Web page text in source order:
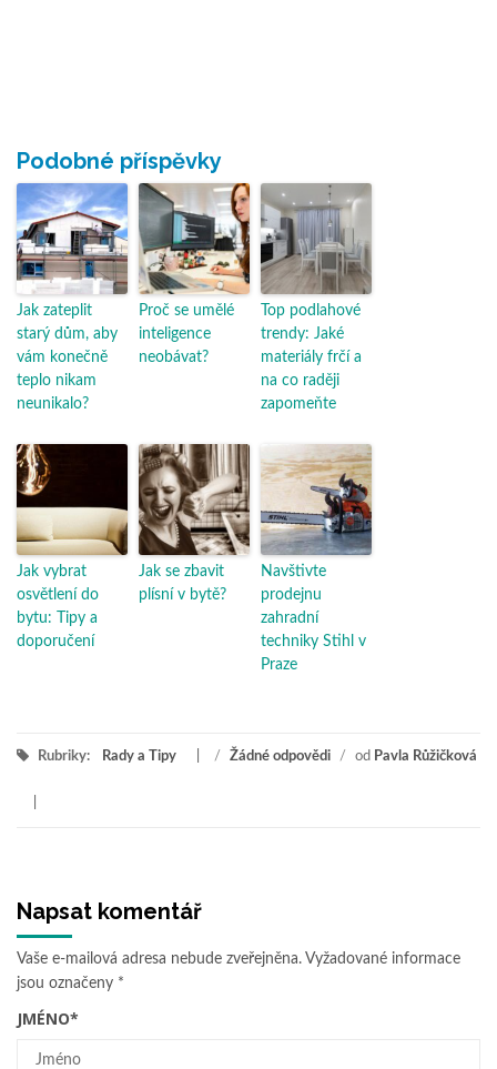
Podobné příspěvky
Jak zateplit
starý dům, aby
vám konečně
teplo nikam
neunikalo?
Proč se umělé
inteligence
neobávat?
Top podlahové
trendy: Jaké
materiály frčí a
na co raději
zapomeňte
Jak vybrat
osvětlení do
bytu: Tipy a
doporučení
Jak se zbavit
plísní v bytě?
Navštivte
prodejnu
zahradní
techniky Stihl v
Praze
Rubriky: Rady a Tipy / Žádné odpovědi / od Pavla Růžičková
Napsat komentář
Vaše e-mailová adresa nebude zveřejněna. Vyžadované informace
jsou označeny *
JMÉNO*